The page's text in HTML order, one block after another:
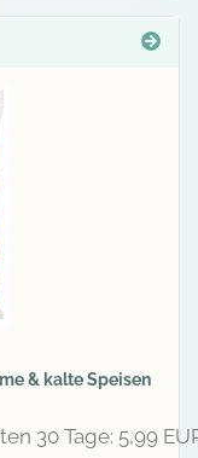
& kalte Speisen
30 Tage: 5,99